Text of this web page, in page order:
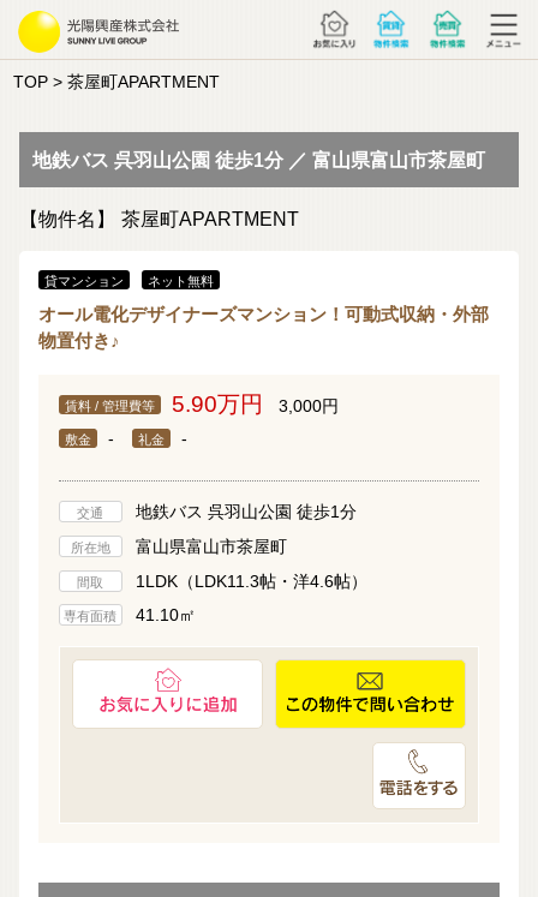
TOP> 茶屋町APARTMENT
地鉄バス 呉羽山公園 徒歩1分 ／ 富山県富山市茶屋町
【物件名】 茶屋町APARTMENT
貸マンション ネット無料
オール電化デザイナーズマンション！可動式収納・外部
物置付き♪
賃料 / 管理費等 5.90万円 3,000円
敷金 - 礼金 -
交通 地鉄バス 呉羽山公園 徒歩1分
所在地 富山県富山市茶屋町
間取 1LDK（LDK11.3帖・洋4.6帖）
専有面積 41.10㎡